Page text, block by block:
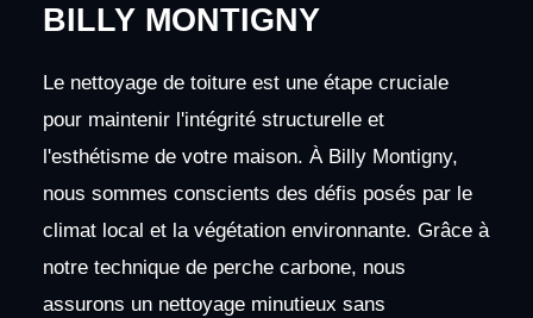
BILLY MONTIGNY
Le nettoyage de toiture est une étape cruciale
pour maintenir l'intégrité structurelle et
l'esthétisme de votre maison. À Billy Montigny,
nous sommes conscients des défis posés par le
climat local et la végétation environnante. Grâce à
notre technique de perche carbone, nous
assurons un nettoyage minutieux sans